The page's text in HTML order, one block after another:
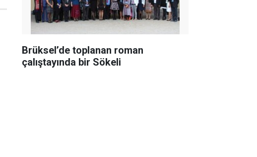
Brüksel’de toplanan roman
çalıştayında bir Sökeli